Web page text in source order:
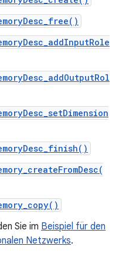
Sie im Beispiel für den
Netzwerks.